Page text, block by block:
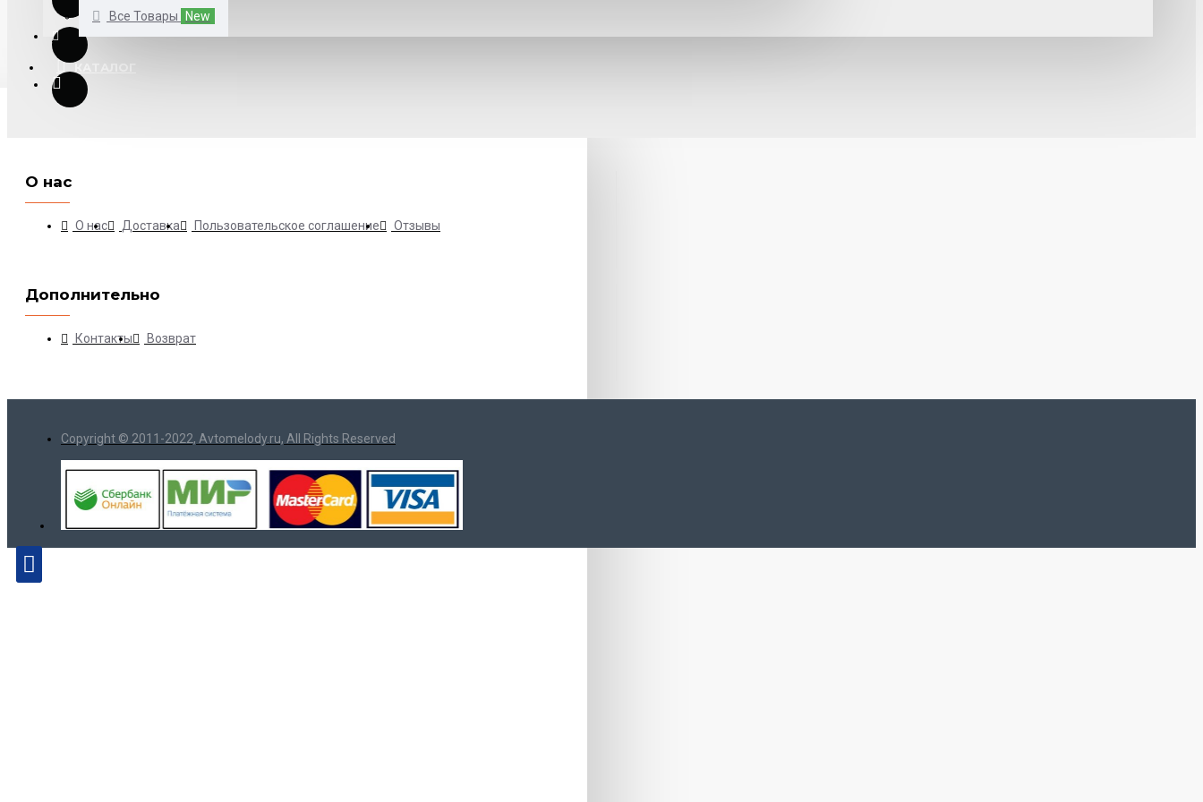
Все Товары New
КАТАЛОГ
О нас
О нас Доставка Пользовательское соглашение Отзывы
Дополнительно
Контакты Возврат
Copyright © 2011-2022, Avtomelody.ru, All Rights Reserved